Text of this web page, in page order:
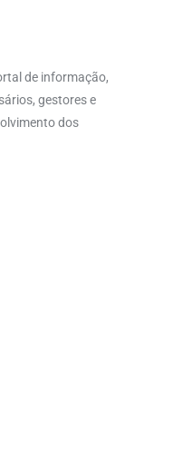
de informação,
gestores e
dos